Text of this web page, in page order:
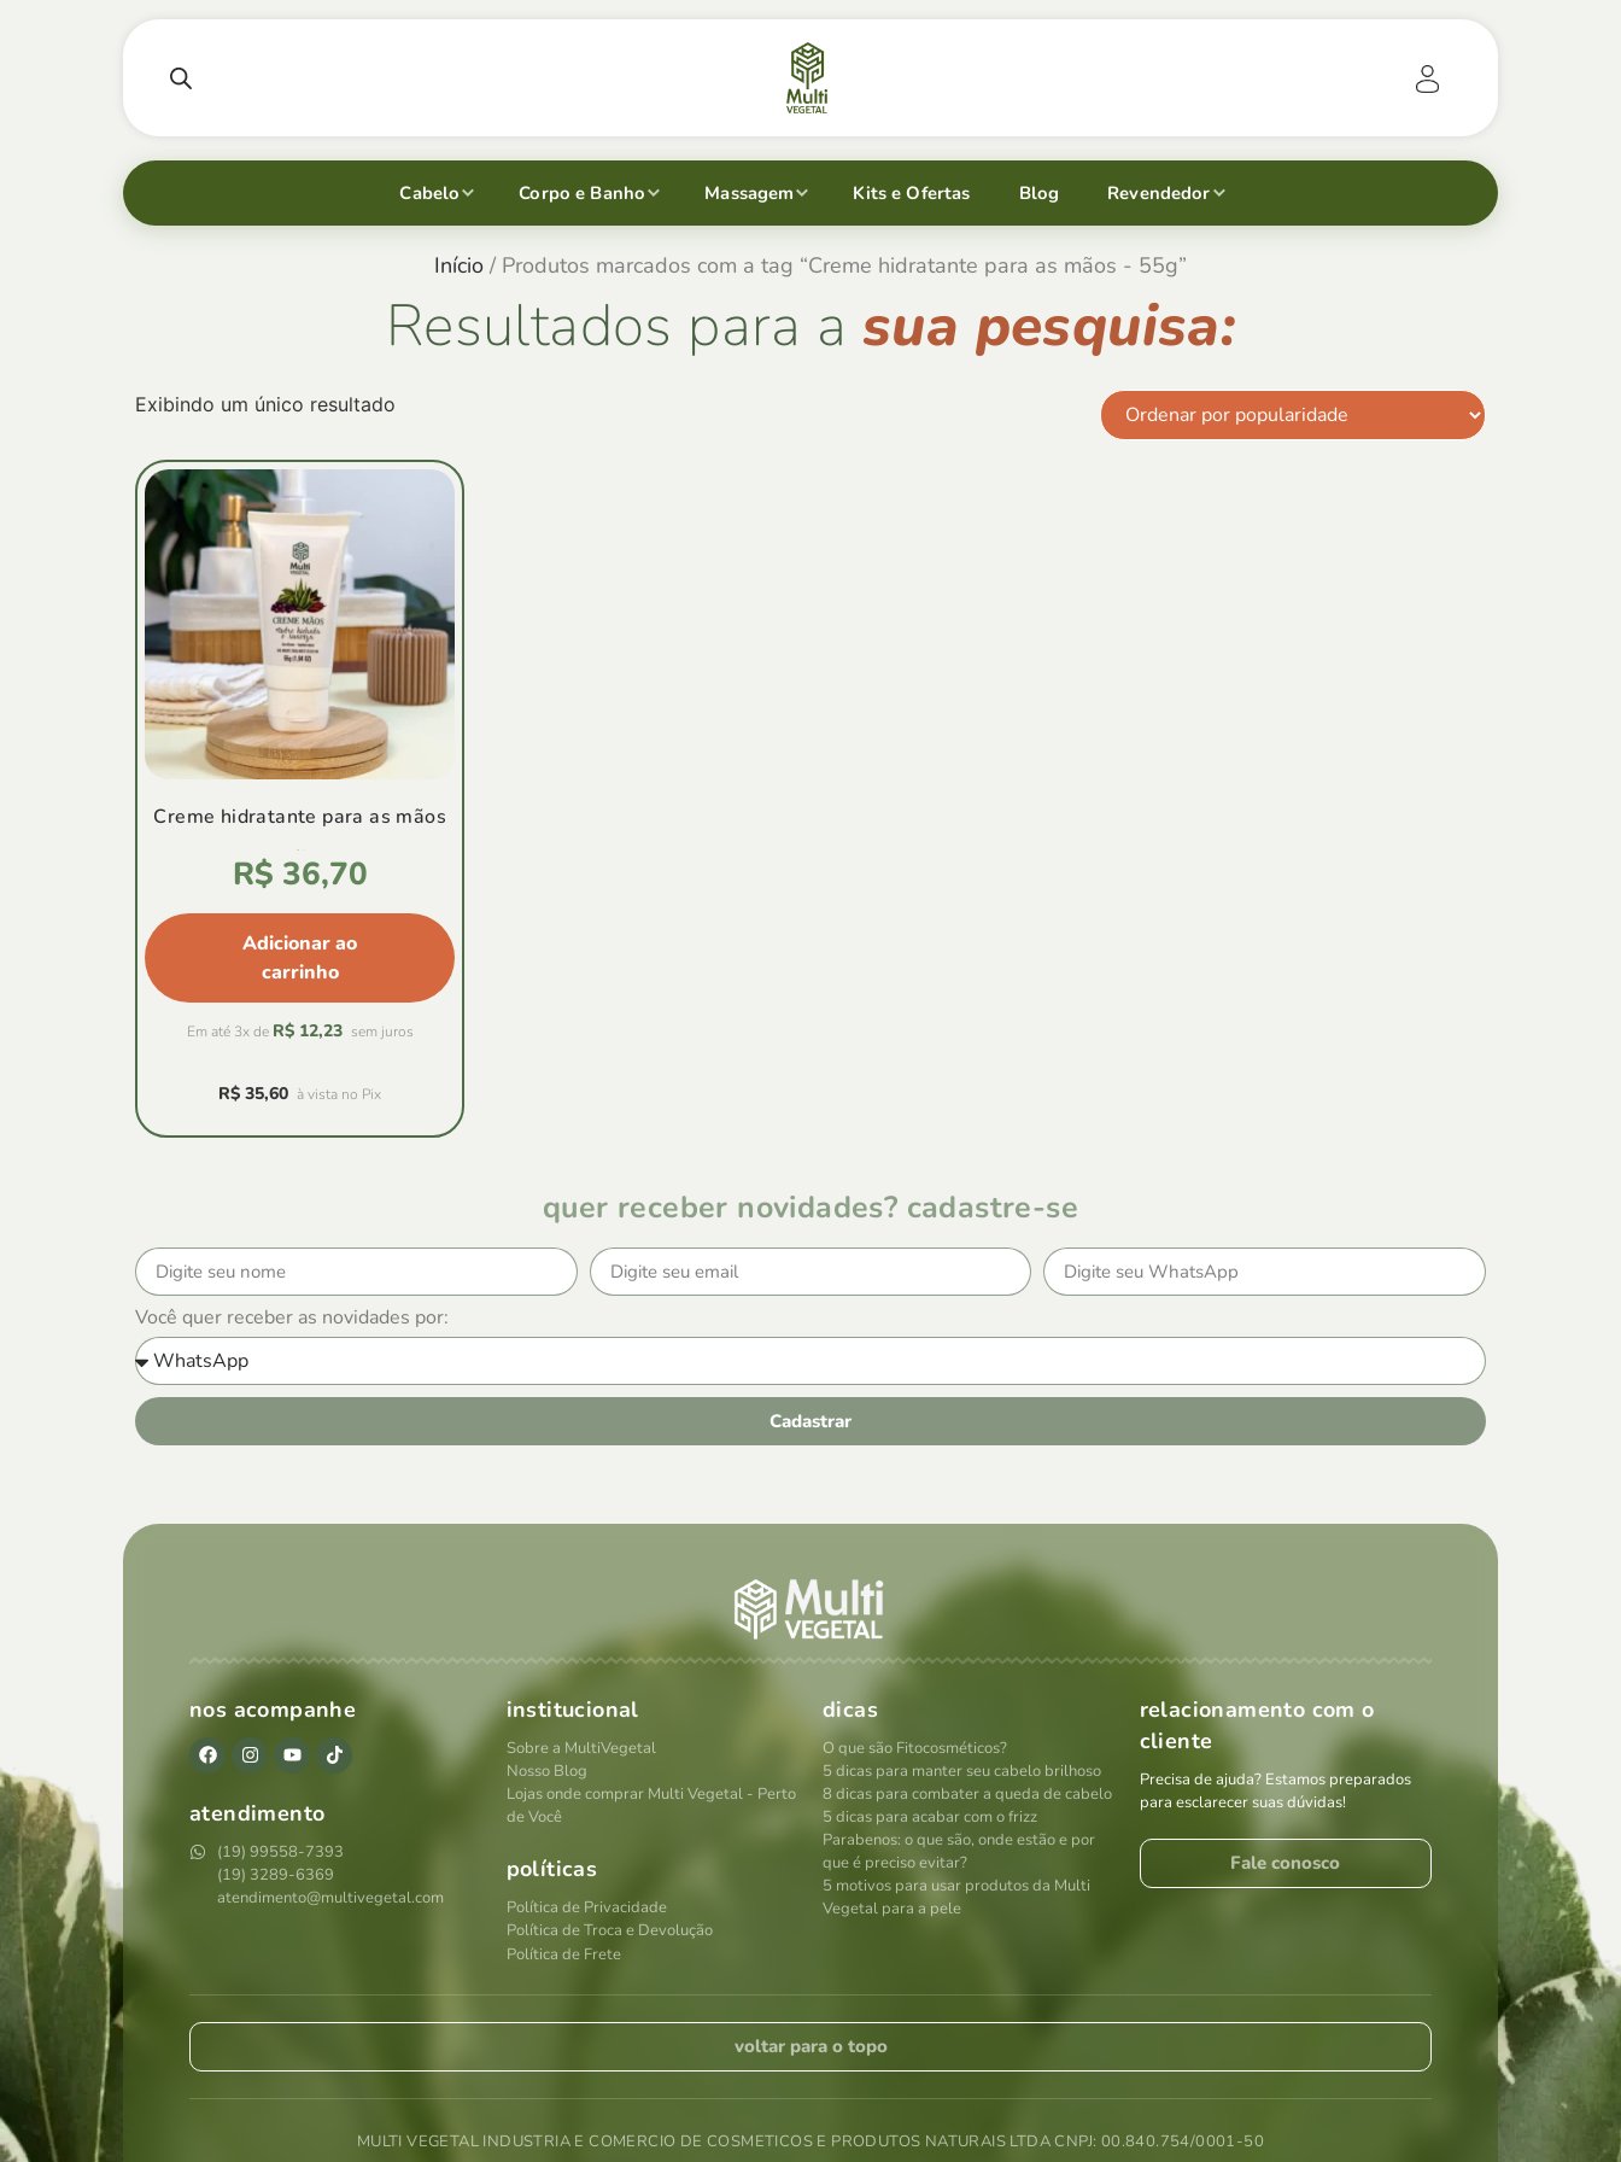
Cabelo Corpo e Banho Massagem Kits e Ofertas Blog Revendedor
Início / Produtos marcados com a tag “Creme hidratante para as mãos - 55g”
Resultados para a sua pesquisa:
Exibindo um único resultado
Creme hidratante para as mãos
4.78
de
5
R$ 36,70
Adicionar ao
carrinho
Em até 3x de R$12,23 sem juros
R$ 35,60 à vista no Pix
quer receber novidades? cadastre-se
Você quer receber as novidades por:
Cadastrar
nos acompanhe
atendimento
(19) 99558-7393
(19) 3289-6369
atendimento@multivegetal.com
institucional
Sobre a MultiVegetal
Nosso Blog
Lojas onde comprar Multi Vegetal - Perto
de Você
políticas
Política de Privacidade
Política de Troca e Devolução
Política de Frete
dicas
O que são Fitocosméticos?
5 dicas para manter seu cabelo brilhoso
8 dicas para combater a queda de cabelo
5 dicas para acabar com o frizz
Parabenos: o que são, onde estão e por
que é preciso evitar?
5 motivos para usar produtos da Multi
Vegetal para a pele
relacionamento com o
cliente
Precisa de ajuda? Estamos preparados
para esclarecer suas dúvidas!
Fale conosco
voltar para o topo
MULTI VEGETAL INDUSTRIA E COMERCIO DE COSMETICOS E PRODUTOS NATURAIS LTDA CNPJ: 00.840.754/0001-50